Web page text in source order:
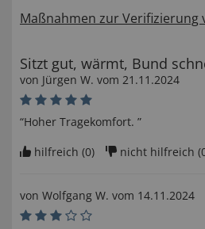
Maßnahmen zur Verifizierung
Sitzt gut, wärmt, Bund
von Jürgen W. vom 21.11.2024
“Hoher Tragekomfort. ”
hilfreich (0) nicht hilfreich (
von Wolfgang W. vom 14.11.2024